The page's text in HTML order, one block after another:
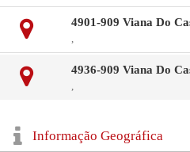
4901-909 Viana Do
,
4936-909 Viana Do
,
Informação Geográfica